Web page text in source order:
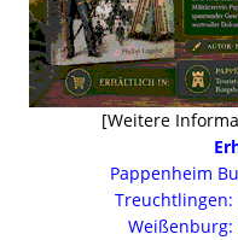
[Weitere
Pappenheim
Treuchtlingen: